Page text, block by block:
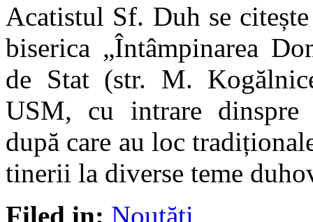
Acatistul Sf. Duh se
biserica „Întâmpinarea
de Stat (str. M.
USM, cu intrare dinspre
după care au loc
tinerii la diverse teme
Filed in: Noutăţi